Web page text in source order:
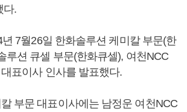
다.
7월26일 한화솔루션 케미칼 부문(한
루션 큐셀 부문(한화큐셀), 여천NCC
표이사 인사를 발표했다.
부문 대표이사에는 남정운 여천NCC